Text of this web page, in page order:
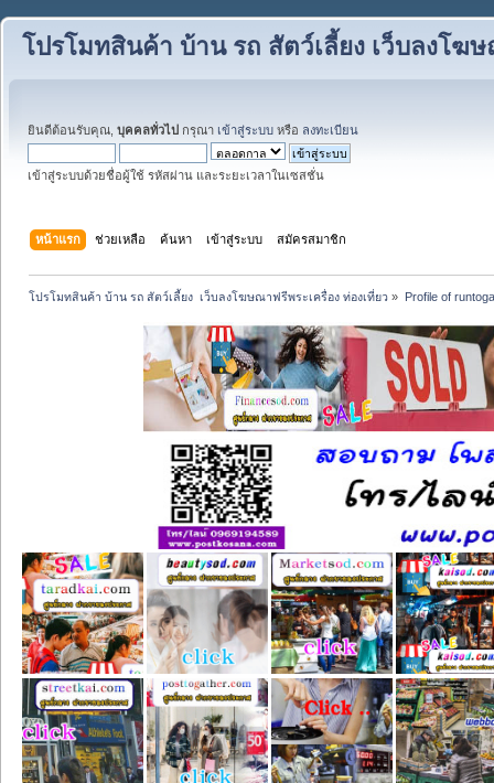
โปรโมทสินค้า บ้าน รถ สัตว์เลี้ยง เว็บลงโฆ
ยินดีต้อนรับคุณ, บุคคลทั่วไป กรุณา เข้าสู่ระบบ หรือ ลงทะเบียน
เข้าสู่ระบบด้วยชื่อผู้ใช้ รหัสผ่าน และระยะเวลาในเซสชั่น
หน้าแรก ช่วยเหลือ ค้นหา เข้าสู่ระบบ สมัครสมาชิก
โปรโมทสินค้า บ้าน รถ สัตว์เลี้ยง  เว็บลงโฆษณาฟรีพระเครื่อง ท่องเที่ยว » Profile of